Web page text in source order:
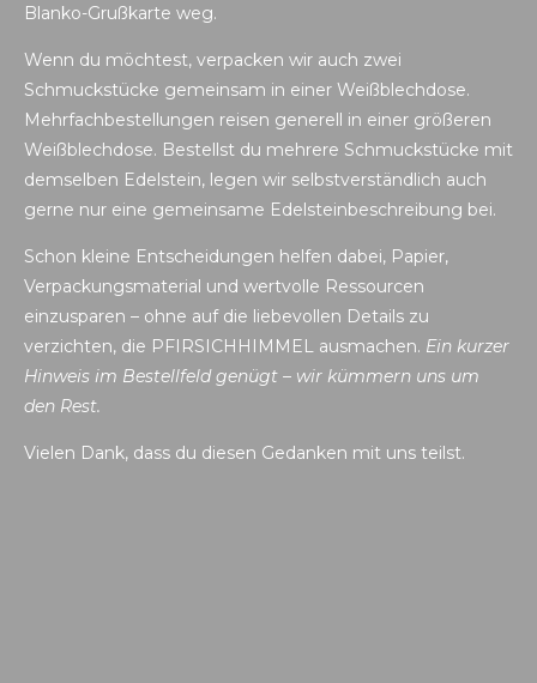
Blanko-Grußkarte weg.
Wenn du möchtest, verpacken wir auch zwei
Schmuckstücke gemeinsam in einer Weißblechdose.
Mehrfachbestellungen reisen generell in einer größeren
Weißblechdose. Bestellst du mehrere Schmuckstücke mit
demselben Edelstein, legen wir selbstverständlich auch
gerne nur eine gemeinsame Edelsteinbeschreibung bei.
Schon kleine Entscheidungen helfen dabei, Papier,
Verpackungsmaterial und wertvolle Ressourcen
einzusparen – ohne auf die liebevollen Details zu
verzichten, die PFIRSICHHIMMEL ausmachen. Ein kurzer
Hinweis im Bestellfeld genügt – wir kümmern uns um
den Rest.
Vielen Dank, dass du diesen Gedanken mit uns teilst.